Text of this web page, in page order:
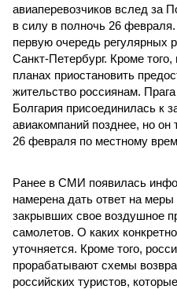
авиаперевозчиков вслед за
в силу в полночь 26
первую очередь регулярных
Санкт-Петербург. Кроме
планах приостановить
жительство россиянам.
Болгария присоединилась к
авиакомпаний позднее, но он
26 февраля по местному
Ранее в СМИ появилась
намерена дать ответ на меры
закрывших свое воздушное
самолетов. О каких
уточняется. Кроме того,
прорабатывают схемы
российских туристов,